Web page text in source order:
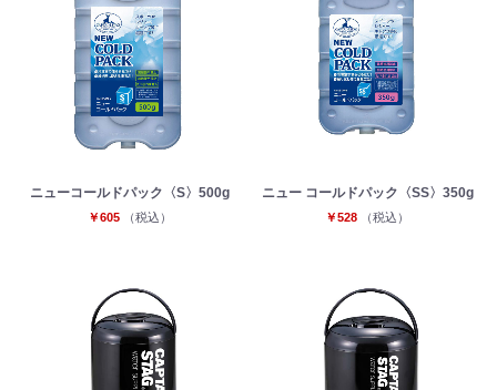
ニューコールドパック〈S〉500g
￥605 （税込）
ニュー コールドパック〈SS〉350g
￥528 （税込）